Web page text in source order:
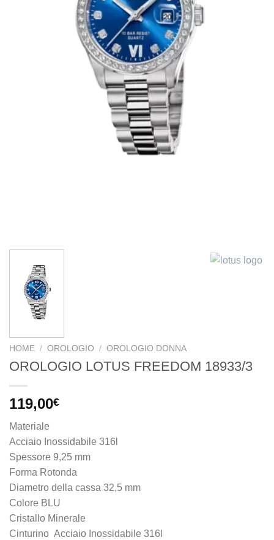
HOME / OROLOGIO / OROLOGIO DONNA
OROLOGIO LOTUS FREEDOM 18933/3
119,00€
Materiale
Acciaio Inossidabile 316l
Spessore 9,25 mm
Forma Rotonda
Diametro della cassa 32,5 mm
Colore BLU
Cristallo Minerale
Cinturino Acciaio Inossidabile 316l